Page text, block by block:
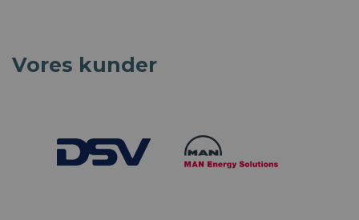
Vores kunder